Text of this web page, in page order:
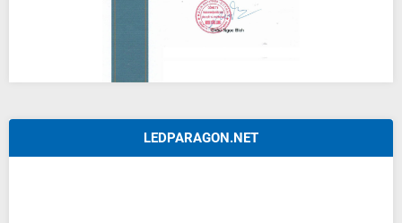
LEDPARAGON.NET